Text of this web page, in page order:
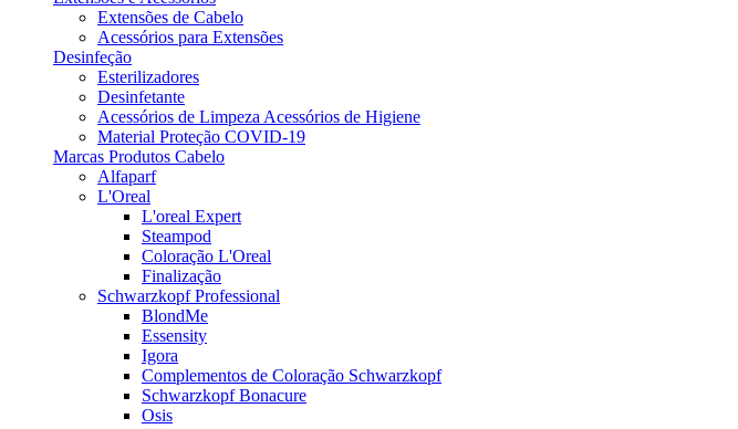
Extensões de Cabelo
Acessórios para Extensões
Desinfeção
Esterilizadores
Desinfetante
Acessórios de Limpeza Acessórios de Higiene
Material Proteção COVID-19
Marcas Produtos Cabelo
Alfaparf
L'Oreal
L'oreal Expert
Steampod
Coloração L'Oreal
Finalização
Schwarzkopf Professional
BlondMe
Essensity
Igora
Complementos de Coloração Schwarzkopf
Schwarzkopf Bonacure
Osis